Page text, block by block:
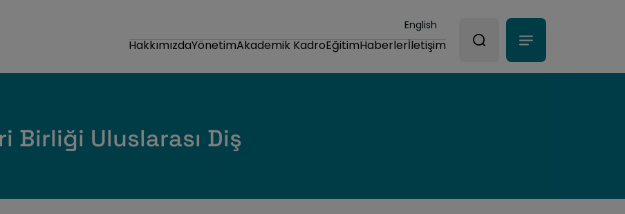
English
HakkımızdaYönetimAkademik KadroEğitimHaberlerİletişim
Birliği Uluslarası Diş